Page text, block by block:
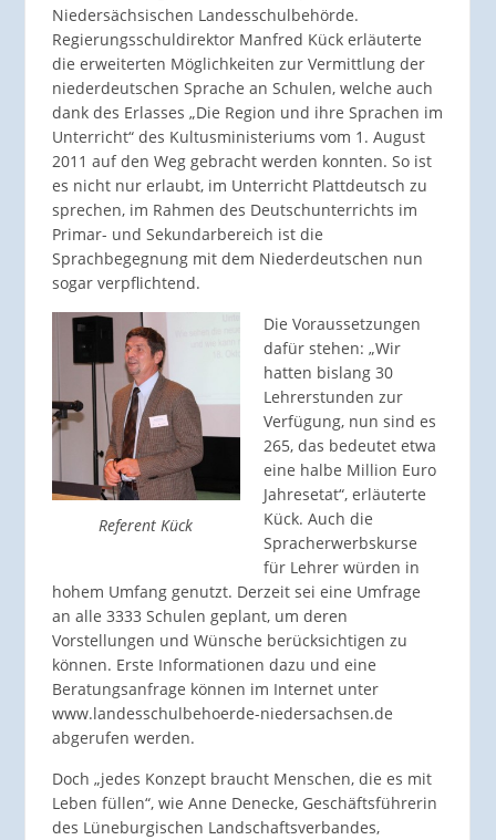
Niedersächsischen Landesschulbehörde.
Regierungsschuldirektor Manfred Kück erläuterte
die erweiterten Möglichkeiten zur Vermittlung der
niederdeutschen Sprache an Schulen, welche auch
dank des Erlasses „Die Region und ihre Sprachen im
Unterricht“ des Kultusministeriums vom 1. August
2011 auf den Weg gebracht werden konnten. So ist
es nicht nur erlaubt, im Unterricht Plattdeutsch zu
sprechen, im Rahmen des Deutschunterrichts im
Primar- und Sekundarbereich ist die
Sprachbegegnung mit dem Niederdeutschen nun
sogar verpflichtend.
Referent Kück
Die Voraussetzungen
dafür stehen: „Wir
hatten bislang 30
Lehrerstunden zur
Verfügung, nun sind es
265, das bedeutet etwa
eine halbe Million Euro
Jahresetat“, erläuterte
Kück. Auch die
Spracherwerbskurse
für Lehrer würden in
hohem Umfang genutzt. Derzeit sei eine Umfrage
an alle 3333 Schulen geplant, um deren
Vorstellungen und Wünsche berücksichtigen zu
können. Erste Informationen dazu und eine
Beratungsanfrage können im Internet unter
www.landesschulbehoerde-niedersachsen.de
abgerufen werden.
Doch „jedes Konzept braucht Menschen, die es mit
Leben füllen“, wie Anne Denecke, Geschäftsführerin
des Lüneburgischen Landschaftsverbandes,